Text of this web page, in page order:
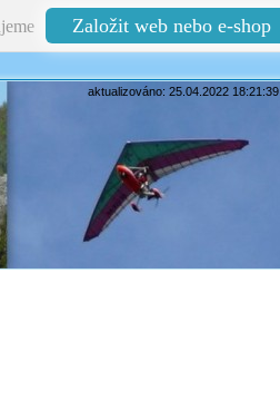
Založit web nebo e-shop
aktualizováno: 25.04.2022 18:21:39